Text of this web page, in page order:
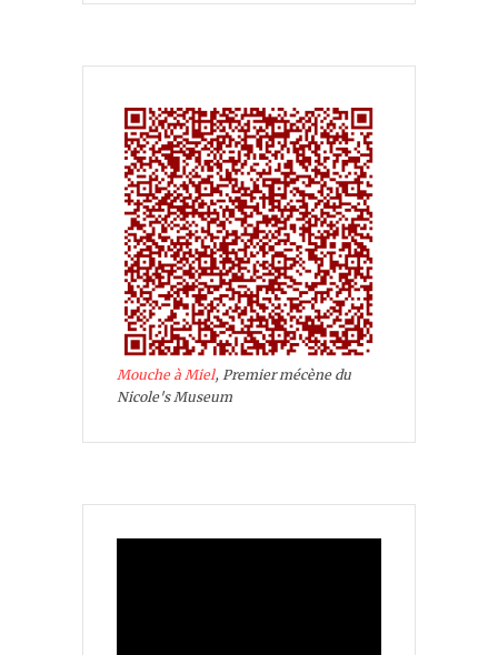
Mouche à Miel, Premier mécène du
Nicole's Museum